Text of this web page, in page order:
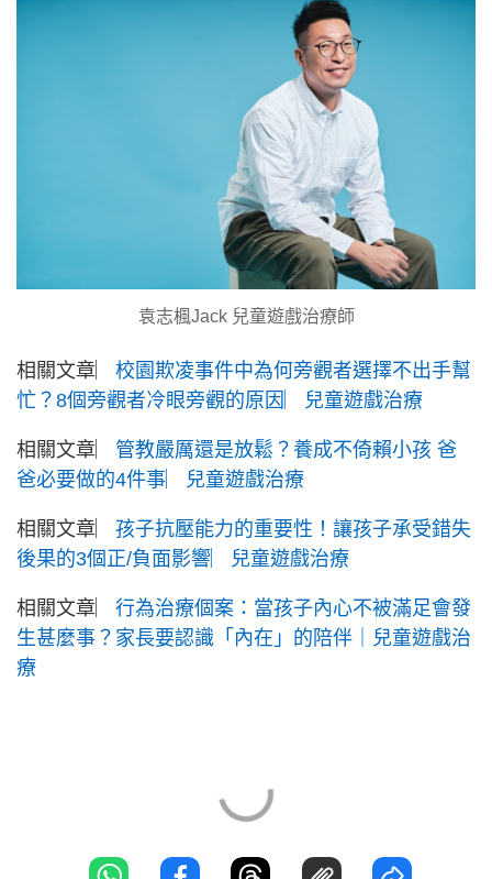
袁志楓Jack 兒童遊戲治療師
相關文章︳ 校園欺凌事件中為何旁觀者選擇不出手幫
忙？8個旁觀者冷眼旁觀的原因︳兒童遊戲治療
相關文章︳ 管教嚴厲還是放鬆？養成不倚賴小孩 爸
爸必要做的4件事︳兒童遊戲治療
相關文章︳ 孩子抗壓能力的重要性！讓孩子承受錯失
後果的3個正/負面影響︳兒童遊戲治療
相關文章︳ 行為治療個案：當孩子內心不被滿足會發
生甚麼事？家長要認識「內在」的陪伴｜兒童遊戲治
療